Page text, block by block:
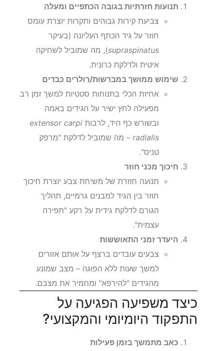
תנועות חזרתיות בגובה הכתפיים ומעלה
צביעת קירות גבוהים ותקרות יוצרת עומס
חוזר על גיד הכתף העליונה (בעיקר
supraspinatus), מה שמוביל לשחיקה
איטית ולדלקת כרונית.
שימוש ממושך במברשות/רולרים כבדים
אחיזת הכלי בתנוחות סטטיות למשך זמן רב
מפעילה לחץ ישיר על הגידים באמה
ובשורש כף היד, לרבות extensor carpi
radialis – מה שמוביל לדלקת "מרפק
טניס".
חיכוך מכני חוזר
תנועה חוזרת של משיחת צבע יוצרת חיכוך
חוזר בין הגיד למבנים גרמיים, תהליך
הגורם לדלקת גידית על רקע "תפירה
עצמית".
היעדר זמני התאוששות
צבעים עובדים ברצף על אותם אזורים
למשך שעות ללא הפוגה – מצב שמונע
מהגידים "להירפא" ומחמיר את מצבם.
כיצד משפיעה הפגיעה על
התפקוד היומיומי והמקצועי?
כאב מתמשך בזמן פעילות